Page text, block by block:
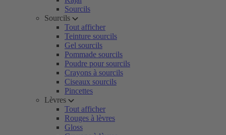
Sourcils
Sourcils
Tout afficher
Teinture sourcils
Gel sourcils
Pommade sourcils
Poudre pour sourcils
Crayons à sourcils
Ciseaux sourcils
Pincettes
Lèvres
Tout afficher
Rouges à lèvres
Gloss